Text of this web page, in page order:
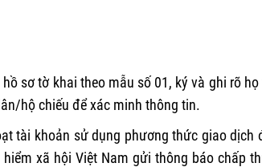
sơ tờ khai theo mẫu số 01, ký và ghi rõ họ
hộ chiếu để xác minh thông tin.
tài khoản sử dụng phương thức giao dịch
xã hội Việt Nam gửi thông báo chấp